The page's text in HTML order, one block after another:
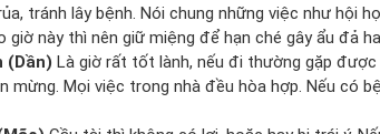
tránh lây bệnh. Nói chung những việc như hội
giờ này thì nên giữ miệng để hạn ché gây ẩu đả
(Dần) Là giờ rất tốt lành, nếu đi thường gặp được
mừng. Mọi việc trong nhà đều hòa hợp. Nếu có